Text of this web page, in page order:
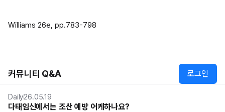
Williams 26e, pp.783-798
커뮤니티 Q&A 로그인
Daily26.05.19
다태임신에서는 조산 예방 어케하나요?